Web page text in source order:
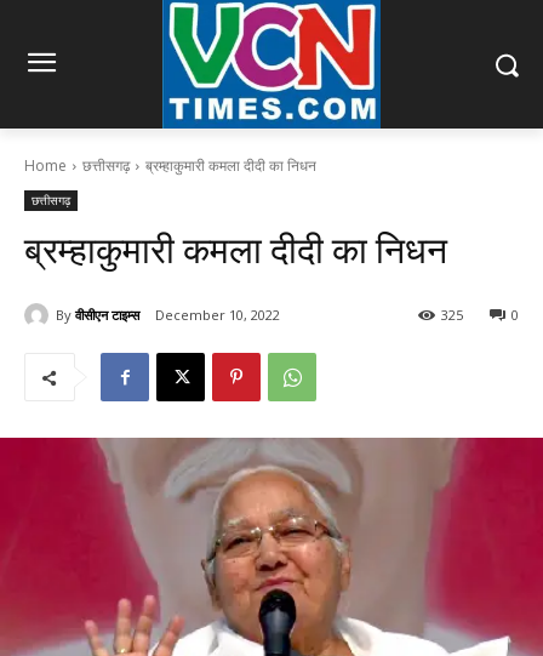
Home छत्तीसगढ़ ब्रम्हाकुमारी कमला दीदी का निधन
छत्तीसगढ़
ब्रम्हाकुमारी कमला दीदी का निधन
By वीसीएन टाइम्स December 10, 2022 0
325